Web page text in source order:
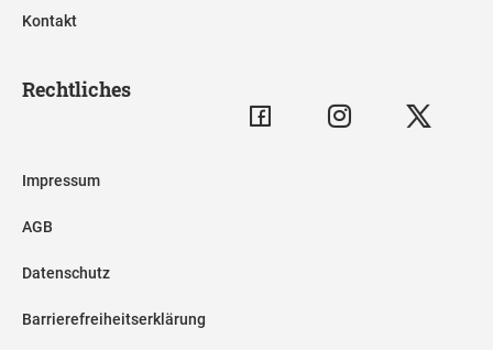
Kontakt
Rechtliches
Impressum
AGB
Datenschutz
Barrierefreiheitserklärung